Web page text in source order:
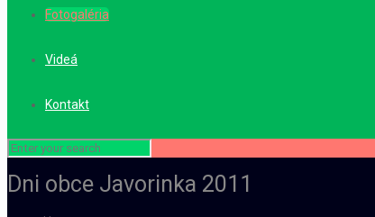
Fotogaléria
Videá
Kontakt
Dni obce Javorinka 2011